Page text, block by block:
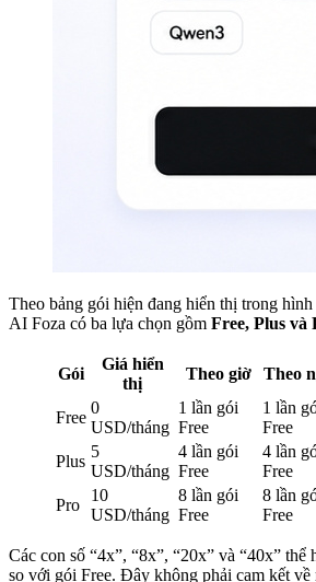
Theo bảng gói hiện đang hiển thị trong
AI Foza có ba lựa chọn gồm Free, Plus và
Gói
Giá hiển
thị
Theo giờ Theo
Free
0
USD/tháng
1 lần gói
Free
1 lần
Free
Plus
5
USD/tháng
4 lần gói
Free
4 lần
Free
Pro
10
USD/tháng
8 lần gói
Free
8 lần
Free
Các con số “4x”, “8x”, “20x” và “40x”
so với gói Free. Đây không phải cam kết về